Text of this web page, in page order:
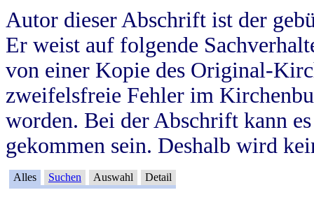
Autor dieser Abschrift ist der
Er weist auf folgende
von einer Kopie des Original-
zweifelsfreie Fehler im
worden. Bei der Abschrift kann
gekommen sein. Deshalb wird
Alles Suchen Auswahl Detail